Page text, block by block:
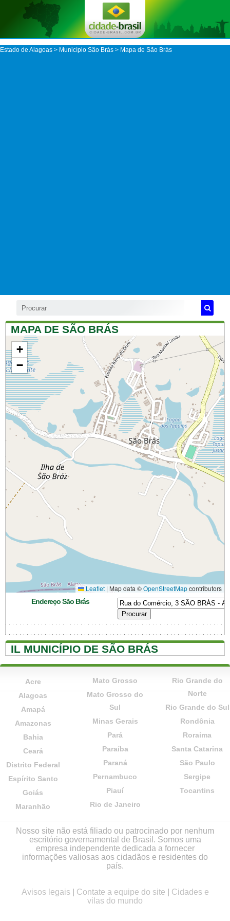
Estado de Alagoas > Município São Brás > Mapa de São Brás
MAPA DE SÃO BRÁS
+
−
Leaflet | Map data ©OpenStreetMapcontributors
Endereço São Brás
IL MUNICÍPIO DE SÃO BRÁS
Acre
Alagoas
Amapá
Amazonas
Bahia
Ceará
Distrito Federal
Espírito Santo
Goiás
Maranhão
Mato Grosso
Mato Grosso do
Sul
Minas Gerais
Pará
Paraíba
Paraná
Pernambuco
Piauí
Rio de Janeiro
Rio Grande do
Norte
Rio Grande do Sul
Rondônia
Roraima
Santa Catarina
São Paulo
Sergipe
Tocantins
Nosso site não está filiado ou patrocinado por nenhum
escritório governamental de Brasil. Somos uma
empresa independente dedicada a fornecer
informações valiosas aos cidadãos e residentes do
país.
Avisos legais Contate a equipe do site
Cidades e
vilas do mundo